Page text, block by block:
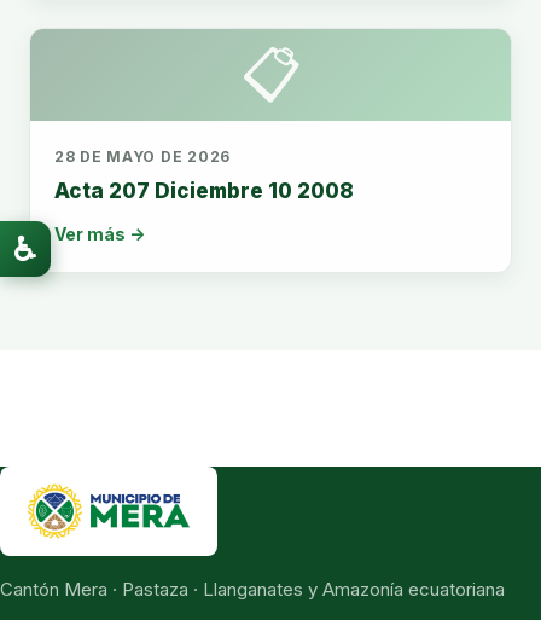
📋
28 DE MAYO DE 2026
Acta 207 Diciembre 10 2008
Ver más →
Cantón Mera · Pastaza · Llanganates y Amazonía ecuatoriana
♿